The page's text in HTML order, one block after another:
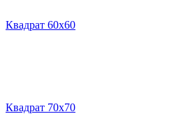
Квадрат 60х60
Квадрат 70х70